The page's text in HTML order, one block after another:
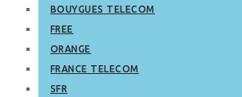
BOUYGUES TELECOM
FREE
ORANGE
FRANCE TELECOM
SFR